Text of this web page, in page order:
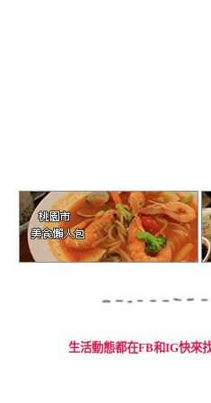
生活動態都在FB和IG快來